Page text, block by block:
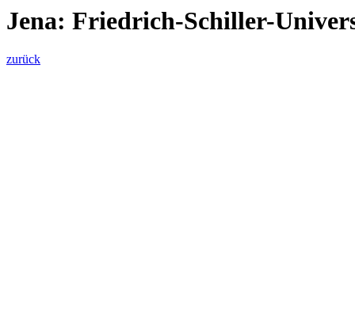
Jena: Friedrich-Schiller-
zurück